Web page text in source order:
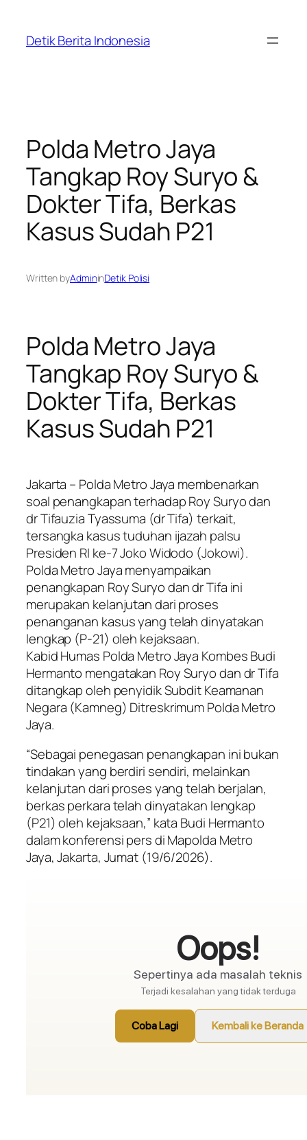
content
Detik Berita Indonesia
Polda Metro Jaya
Tangkap Roy Suryo &
Dokter Tifa, Berkas
Kasus Sudah P21
Written byAdmininDetik Polisi
Polda Metro Jaya
Tangkap Roy Suryo &
Dokter Tifa, Berkas
Kasus Sudah P21
Jakarta – Polda Metro Jaya membenarkan
soal penangkapan terhadap Roy Suryo dan
dr Tifauzia Tyassuma (dr Tifa) terkait,
tersangka kasus tuduhan ijazah palsu
Presiden RI ke-7 Joko Widodo (Jokowi).
Polda Metro Jaya menyampaikan
penangkapan Roy Suryo dan dr Tifa ini
merupakan kelanjutan dari proses
penanganan kasus yang telah dinyatakan
lengkap (P-21) oleh kejaksaan.
Kabid Humas Polda Metro Jaya Kombes Budi
Hermanto mengatakan Roy Suryo dan dr Tifa
ditangkap oleh penyidik Subdit Keamanan
Negara (Kamneg) Ditreskrimum Polda Metro
Jaya.
“Sebagai penegasan penangkapan ini bukan
tindakan yang berdiri sendiri, melainkan
kelanjutan dari proses yang telah berjalan,
berkas perkara telah dinyatakan lengkap
(P21) oleh kejaksaan,” kata Budi Hermanto
dalam konferensi pers di Mapolda Metro
Jaya, Jakarta, Jumat (19/6/2026).